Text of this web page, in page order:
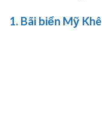
1. Bãi biển Mỹ Khê